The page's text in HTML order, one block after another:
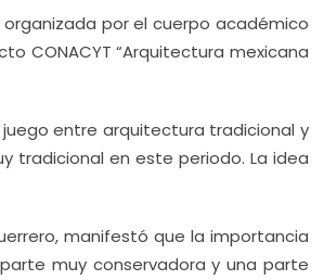
por el cuerpo académico
CONACYT “Arquitectura mexicana
entre arquitectura tradicional y
tradicional en este periodo. La idea
manifestó que la importancia
muy conservadora y una parte